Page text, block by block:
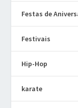
Festas de
Festivais
Hip-Hop
karate